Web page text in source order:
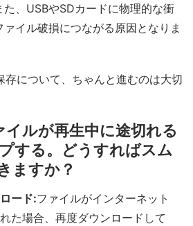
、USBやSDカードに物理的な衝
イル破損につながる原因となりま
について、ちゃんと進むのは大切
ルが再生中に途切れる
する。どうすればスム
ますか？
ード:ファイルがインターネット
た場合、再度ダウンロードして